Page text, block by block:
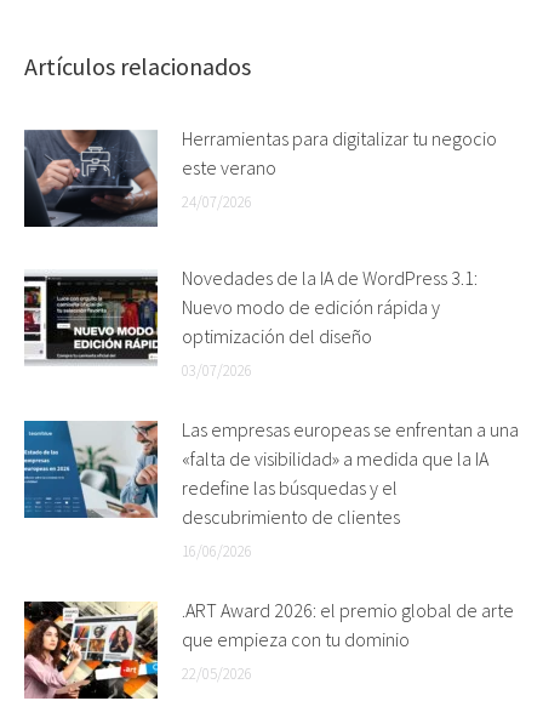
Artículos relacionados
Herramientas para digitalizar tu negocio
este verano
24/07/2026
Novedades de la IA de WordPress 3.1:
Nuevo modo de edición rápida y
optimización del diseño
03/07/2026
Las empresas europeas se enfrentan a una
«falta de visibilidad» a medida que la IA
redefine las búsquedas y el
descubrimiento de clientes
16/06/2026
.ART Award 2026: el premio global de arte
que empieza con tu dominio
22/05/2026